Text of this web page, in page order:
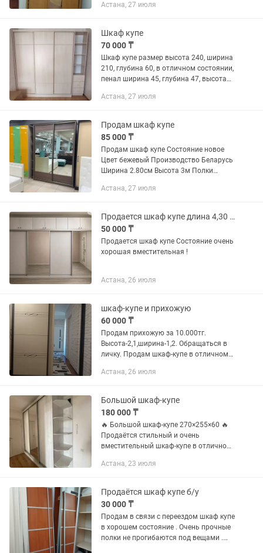
Астана, 27 июля
Шкаф купе
70 000 ₸
Шкаф купе размер высота 240, ширина
210, глубина 60, в отличном состоянии,
пенал ширина 45, глубина 47, высота
Астана, 27 июля
Продам шкаф купе
85 000 ₸
Продам шкаф купе Состояние новое
Цвет бежевый Производство Беларусь
Ширина 2.80см Высота 3м Полки
звоните. На гарантии.
Астана, 27 июля
Продается шкаф купе длина 4,30 высота 2,5 глубина 60
50 000 ₸
Продается шкаф купе Состояние очень
хорошая вместительная !
Астана, 26 июля
шкаф-купе и прихожую
60 000 ₸
Продам прихожую за 10.000тг.
Высота-2,1,ширина-1,2. Обращаться в
личку. Продам шкаф-купе в отличном
50.000тг. Высота-2,1,ширина-1,7.
Астана, 26 июля
Большой шкаф-купе
180 000 ₸
🔥 Большой шкаф-купе 270×255×60 🔥
Продаётся стильный и очень
вместительный шкаф-купе в отличном
см — Высота: 255 см — Глубина: 60 см
Астана, 23 июля
Продаётся шкаф купе б/у
30 000 ₸
Продам в связи с переездом шкаф купе
в хорошем состояние . Очень прочные
полки не прогибаются под вещами .